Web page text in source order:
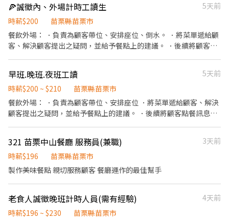
司付費)、任職滿一年，公司提供年度健檢 時薪205元起-另有外送獎
金一趟$10元 彈性排班-週排班制 完整的職前訓練與晉升(調薪)訓練
規劃各職級的完善訓練 可晉升為 （儲備主任/儲備幹部/儲備襄理/儲
備店經理） 💼入職條件 🔸需有機車駕照（普通重型機車） 🔸對顧客
作證的外籍生)
🍕誠徵內、外場計時工讀生
5天前
時薪$200
苗栗縣苗栗市
餐飲外場： ．負責為顧客帶位、安排座位、倒水。 ．將菜單遞給顧
客、解決顧客提出之疑問，並給予餐點上的建議。 ．後續將顧客點
負責結帳、收銀等工作。 餐飲內場： ．擔任廚師的助手，處理烹飪
前與烹飪中之準備工作與其他餐廳相關事務。 ．負責洗、剝、削、
切各種食材。 ．負責清理工作環境、設備和餐具。 ．準備不同餐點
所需要的食材。 ．協助測量食材的容量與重量。 ．負責擺盤、打包
早班.晚班.夜班工讀
5天前
時薪$200 ~ $210
苗栗縣苗栗市
餐飲外場： ．負責為顧客帶位、安排座位 ．將菜單遞給顧客、解決
顧客提出之疑問，並給予餐點上的建議。 ．後續將顧客點餐訊息通
擔任廚師的助手，處理烹飪前與烹飪中之準備工作與其他餐廳相關
事務。 ．負責洗、剝、削、切各種食材。 ．負責清理工作環境、設
備和餐具。 ．準備不同餐點所需要的食材。 ．協助測量食材的容量
321 苗栗中山餐廳 服務員(兼職)
3天前
時薪$196
苗栗縣苗栗市
製作美味餐點 親切服務顧客 餐廳運作的最佳幫手
老食人誠徵晚班計時人員(需有經驗)
4天前
時薪$196 ~ $230
苗栗縣苗栗市